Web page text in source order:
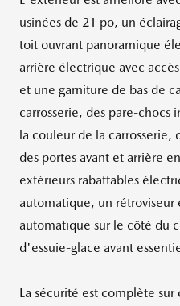
usinées de 21 po, un
toit ouvrant panoramique
arrière électrique avec
et une garniture de bas de
carrosserie, des pare-chocs
la couleur de la carrosserie,
des portes avant et arrière
extérieurs rabattables
automatique, un rétroviseur
automatique sur le côté du
d'essuie-glace avant
La sécurité est complète sur